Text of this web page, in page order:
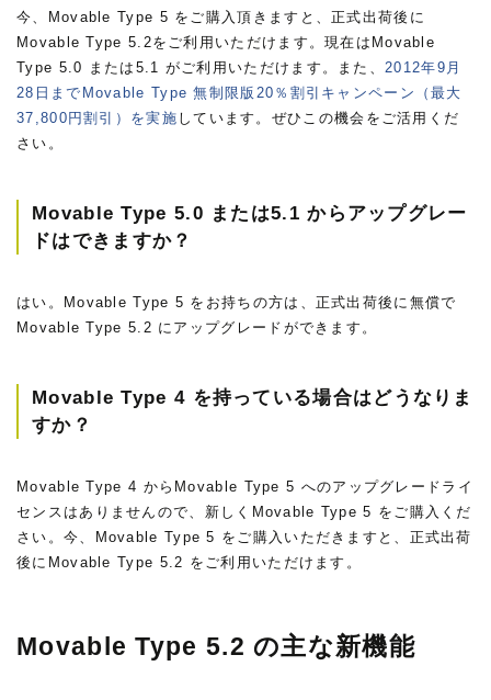
今、Movable Type 5 をご購入頂きますと、正式出荷後に
Movable Type 5.2をご利用いただけます。現在はMovable
Type 5.0 または5.1 がご利用いただけます。また、2012年9月
28日までMovable Type 無制限版20％割引キャンペーン（最大
37,800円割引）を実施 しています。ぜひこの機会をご活用くだ
さい。
Movable Type 5.0 または5.1 からアップグレー
ドはできますか？
はい。Movable Type 5 をお持ちの方は、正式出荷後に無償で
Movable Type 5.2 にアップグレードができます。
Movable Type 4 を持っている場合はどうなりま
すか？
Movable Type 4 からMovable Type 5 へのアップグレードライ
センスはありませんので、新しくMovable Type 5 をご購入くだ
さい。今、Movable Type 5 をご購入いただきますと、正式出荷
後にMovable Type 5.2 をご利用いただけます。
Movable Type 5.2 の主な新機能